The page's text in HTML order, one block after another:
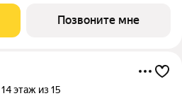
жилом комплексе «Начало»
Позвоните мне
14 этаж из 15